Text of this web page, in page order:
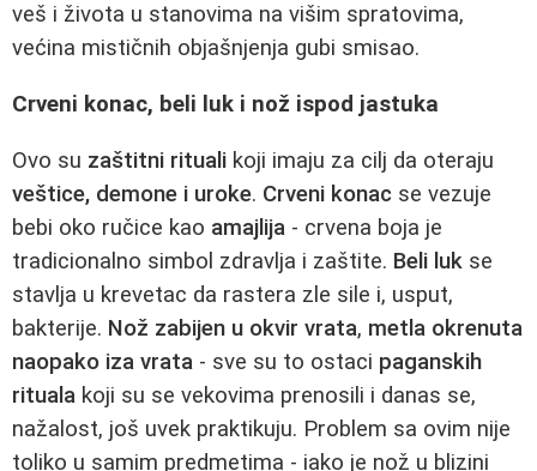
veš i života u stanovima na višim spratovima,
većina mističnih objašnjenja gubi smisao.
Crveni konac, beli luk i nož ispod jastuka
Ovo su zaštitni rituali koji imaju za cilj da oteraju
veštice, demone i uroke. Crveni konac se vezuje
bebi oko ručice kao amajlija - crvena boja je
tradicionalno simbol zdravlja i zaštite. Beli luk se
stavlja u krevetac da rastera zle sile i, usput,
bakterije. Nož zabijen u okvir vrata, metla okrenuta
naopako iza vrata - sve su to ostaci paganskih
rituala koji su se vekovima prenosili i danas se,
nažalost, još uvek praktikuju. Problem sa ovim nije
toliko u samim predmetima - iako je nož u blizini